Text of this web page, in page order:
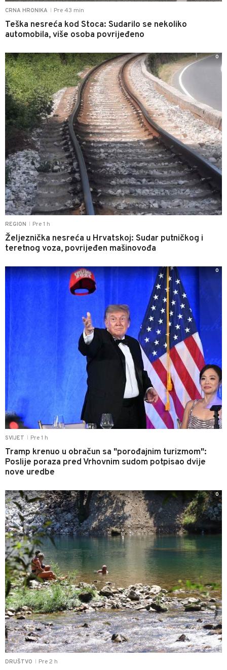
CRNA HRONIKA Pre 43 min
Teška nesreća kod Stoca: Sudarilo se nekoliko
automobila, više osoba povrijeđeno
REGION Pre 1 h
Željeznička nesreća u Hrvatskoj: Sudar putničkog i
teretnog voza, povrijeđen mašinovođa
0
SVIJET Pre 1 h
Tramp krenuo u obračun sa "porođajnim turizmom":
Poslije poraza pred Vrhovnim sudom potpisao dvije
nove uredbe
0
DRUŠTVO Pre 2 h
0